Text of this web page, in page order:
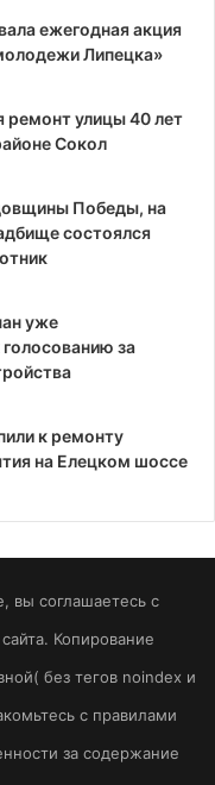
ежегодная акция
Липецка»
ремонт улицы 40 лет
Сокол
Победы, на
состоялся
уже
за
к ремонту
на Елецком шоссе
вы соглашаетесь с
Копирование
без тегов noindex и
с правилами
за содержание